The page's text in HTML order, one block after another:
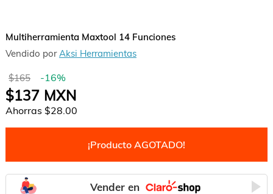
Multiherramienta Maxtool 14 Funciones
Vendido porAksi Herramientas
$165 -16%
$137MXN
Ahorras $28.00
¡Producto AGOTADO!
Vender en